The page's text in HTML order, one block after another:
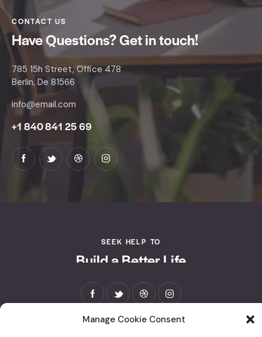
Manage Cookie Consent
CONTACT US
Have Questions?Get in touch!
785 15h Street, Office 478
Berlin, De 81566
info@email.com
+1 840 841 25 69
SEEK HELP TO
Build a Better Life